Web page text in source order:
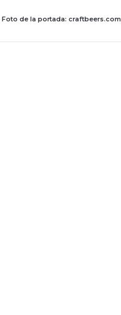
Foto de la portada: craftbeers.com